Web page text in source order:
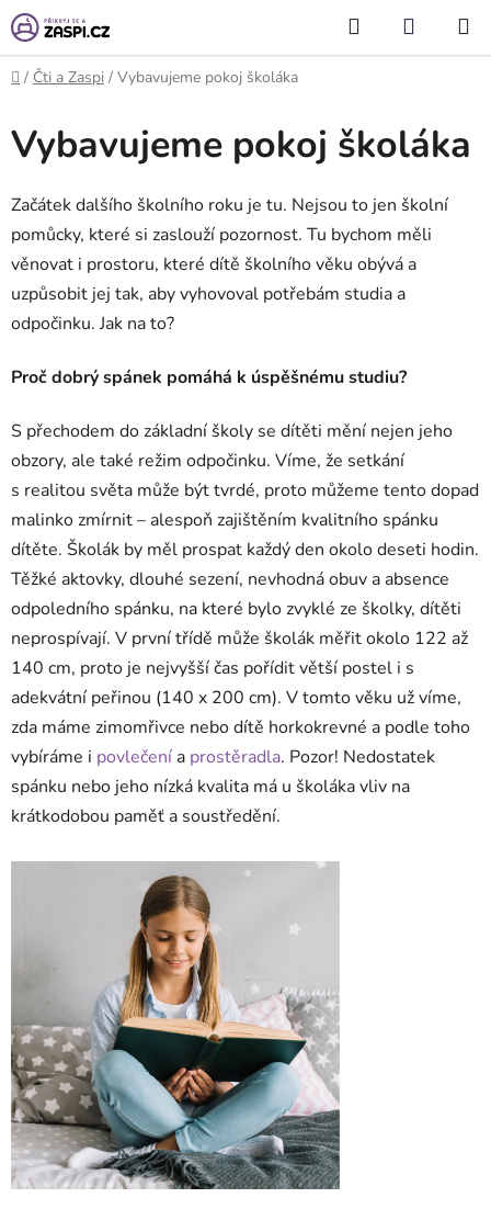
Přejít na obsah Hledat
KOŠÍK
Domů
/ Čti a Zaspi / Vybavujeme pokoj školáka
Vybavujeme pokoj školáka
Začátek dalšího školního roku je tu. Nejsou to jen školní
pomůcky, které si zaslouží pozornost. Tu bychom měli
věnovat i prostoru, které dítě školního věku obývá a
uzpůsobit jej tak, aby vyhovoval potřebám studia a
odpočinku. Jak na to?
Proč dobrý spánek pomáhá k úspěšnému studiu?
S přechodem do základní školy se dítěti mění nejen jeho
obzory, ale také režim odpočinku. Víme, že setkání
s realitou světa může být tvrdé, proto můžeme tento dopad
malinko zmírnit – alespoň zajištěním kvalitního spánku
dítěte. Školák by měl prospat každý den okolo deseti hodin.
Těžké aktovky, dlouhé sezení, nevhodná obuv a absence
odpoledního spánku, na které bylo zvyklé ze školky, dítěti
neprospívají. V první třídě může školák měřit okolo 122 až
140 cm, proto je nejvyšší čas pořídit větší postel i s
adekvátní peřinou (140 x 200 cm). V tomto věku už víme,
zda máme zimomřivce nebo dítě horkokrevné a podle toho
vybíráme i povlečení a prostěradla. Pozor! Nedostatek
spánku nebo jeho nízká kvalita má u školáka vliv na
krátkodobou paměť a soustředění.